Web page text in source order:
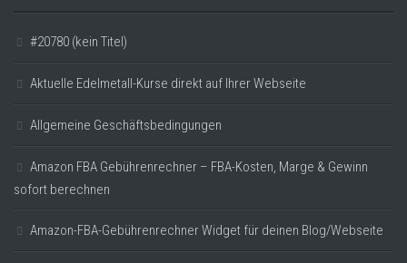
#20780 (kein Titel)
Aktuelle Edelmetall-Kurse direkt auf Ihrer Webseite
Allgemeine Geschäftsbedingungen
Amazon FBA Gebührenrechner – FBA-Kosten, Marge & Gewinn
sofort berechnen
Amazon-FBA-Gebührenrechner Widget für deinen Blog/Webseite